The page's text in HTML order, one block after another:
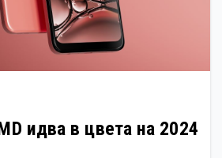
идва в цвета на 2024